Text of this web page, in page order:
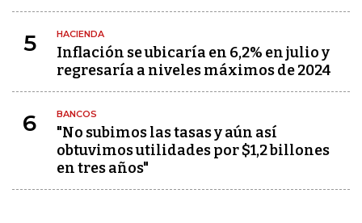
5 HACIENDA
Inflación se ubicaría en 6,2% en julio y
regresaría a niveles máximos de 2024
6 BANCOS
"No subimos las tasas y aún así
obtuvimos utilidades por $1,2 billones
en tres años"